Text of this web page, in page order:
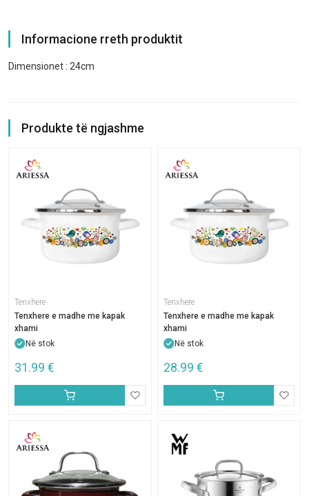
Informacione rreth produktit
Dimensionet : 24cm
Produkte të ngjashme
Tenxhere
Tenxhere e madhe me kapak
xhami
Në stok
31.99 €
Tenxhere
Tenxhere e madhe me kapak
xhami
Në stok
28.99 €